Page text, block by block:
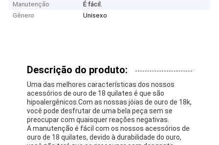
Manutenção
É fácil.
Gênero
Unisexo
Descrição do produto:
Uma das melhores características dos nossos
acessórios de ouro de 18 quilates é que são
hipoalergênicos.Com as nossas jóias de ouro de 18k,
você pode desfrutar de uma bela peça sem se
preocupar com quaisquer reações negativas.
A manutenção é fácil com os nossos acessórios de
ouro de 18 quilates, devido à durabilidade do ouro,